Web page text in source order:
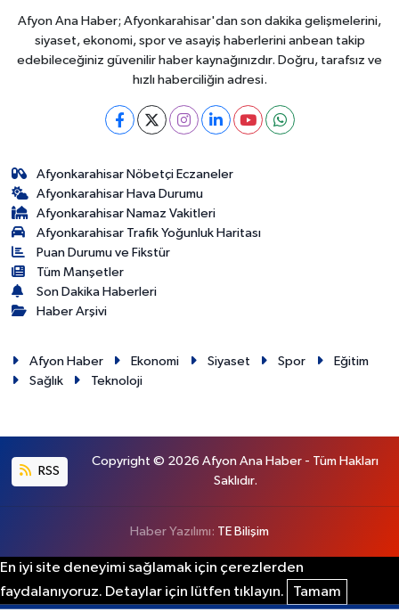
Afyon Ana Haber; Afyonkarahisar'dan son dakika gelişmelerini,
siyaset, ekonomi, spor ve asayiş haberlerini anbean takip
edebileceğiniz güvenilir haber kaynağınızdır. Doğru, tarafsız ve
hızlı haberciliğin adresi.
Afyonkarahisar Nöbetçi Eczaneler
Afyonkarahisar Hava Durumu
Afyonkarahisar Namaz Vakitleri
Afyonkarahisar Trafik Yoğunluk Haritası
Puan Durumu ve Fikstür
Tüm Manşetler
Son Dakika Haberleri
Haber Arşivi
Afyon Haber Ekonomi Siyaset Spor
Eğitim
Sağlık
Teknoloji
RSS
Copyright © 2026 Afyon Ana Haber - Tüm Hakları
Saklıdır.
Haber Yazılımı: TE Bilişim
En iyi site deneyimi sağlamak için çerezlerden
faydalanıyoruz. Detaylar için lütfen tıklayın.
Tamam